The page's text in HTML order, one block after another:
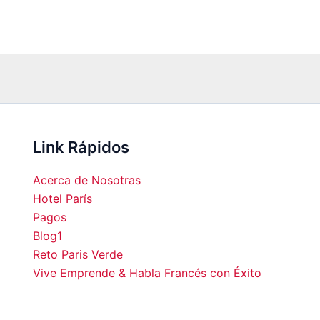
06:00
14°C 13°C 14°C 16°C 19°C 20°C
Link Rápidos
Acerca de Nosotras
Hotel París
Pagos
Blog1
Reto Paris Verde
Vive Emprende & Habla Francés con Éxito